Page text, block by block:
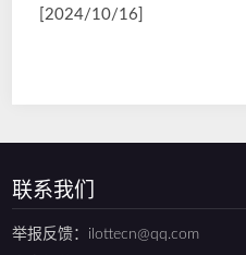
[2024/10/16]
联系我们
举报反馈：ilottecn@qq.com